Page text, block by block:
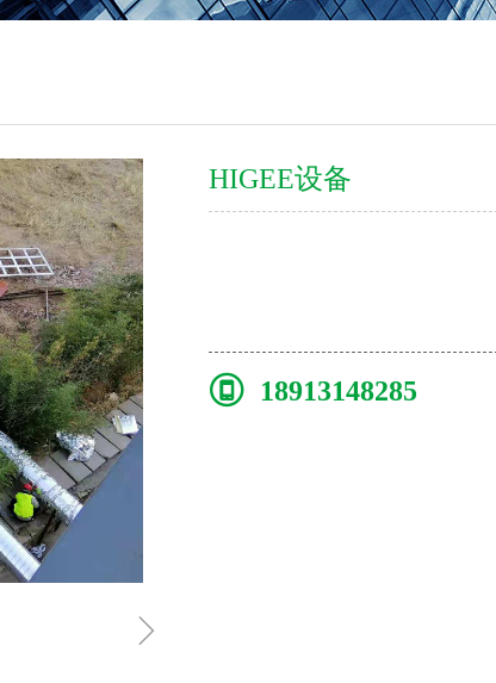
ꁇ
HIGEE设备
18913148285